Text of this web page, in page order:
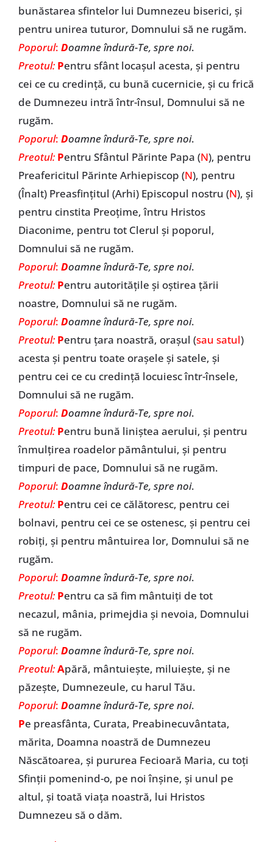
bunăstarea sfintelor lui Dumnezeu biserici, și
pentru unirea tuturor, Domnului să ne rugăm.
Poporul: Doamne îndură-Te, spre noi.
Preotul: Pentru sfânt locașul acesta, și pentru
cei ce cu credință, cu bună cucernicie, și cu frică
de Dumnezeu intră într-însul, Domnului să ne
rugăm.
Poporul: Doamne îndură-Te, spre noi.
Preotul: Pentru Sfântul Părinte Papa (N), pentru
Preafericitul Părinte Arhiepiscop (N), pentru
(Înalt) Preasfințitul (Arhi) Episcopul nostru (N), și
pentru cinstita Preoțime, întru Hristos
Diaconime, pentru tot Clerul și poporul,
Domnului să ne rugăm.
Poporul: Doamne îndură-Te, spre noi.
Preotul: Pentru autoritățile și oștirea țării
noastre, Domnului să ne rugăm.
Poporul: Doamne îndură-Te, spre noi.
Preotul: Pentru țara noastră, orașul (sau satul)
acesta și pentru toate orașele și satele, și
pentru cei ce cu credință locuiesc într-însele,
Domnului să ne rugăm.
Poporul: Doamne îndură-Te, spre noi.
Preotul: Pentru bună liniștea aerului, și pentru
înmulțirea roadelor pământului, și pentru
timpuri de pace, Domnului să ne rugăm.
Poporul: Doamne îndură-Te, spre noi.
Preotul: Pentru cei ce călătoresc, pentru cei
bolnavi, pentru cei ce se ostenesc, și pentru cei
robiți, și pentru mântuirea lor, Domnului să ne
rugăm.
Poporul: Doamne îndură-Te, spre noi.
Preotul: Pentru ca să fim mântuiți de tot
necazul, mânia, primejdia și nevoia, Domnului
să ne rugăm.
Poporul: Doamne îndură-Te, spre noi.
Preotul:Apără, mântuiește, miluiește, și ne
păzește, Dumnezeule, cu harul Tău.
Poporul: Doamne îndură-Te, spre noi.
Pe preasfânta, Curata, Preabinecuvântata,
mărita, Doamna noastră de Dumnezeu
Născătoarea, și pururea Fecioară Maria, cu toți
Sfinții pomenind-o, pe noi înșine, și unul pe
altul, și toată viața noastră, lui Hristos
Dumnezeu să o dăm.